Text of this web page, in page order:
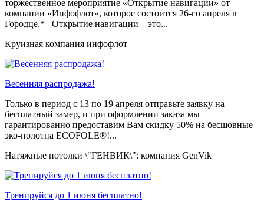
торжественное мероприятие «Открытие навигации» от
компании «Инфофлот», которое состоится 26-го апреля в
Городце.* Открытие навигации – это...
Круизная компания инфофлот
Весенняя распродажа!
Только в период c 13 по 19 апреля отправьте заявку на
бесплатный замер, и при оформлении заказа мы
гарантированно предоставим Вам скидку 50% на бесшовные
эко-полотна ECOFOLE®!...
Натяжные потолки \"ГЕНВИК\": компания GenVik
Тренируйся до 1 июня бесплатно!